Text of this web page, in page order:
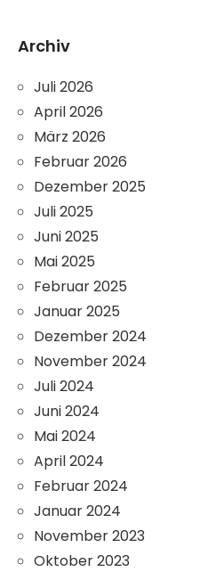
Archiv
Juli 2026
April 2026
März 2026
Februar 2026
Dezember 2025
Juli 2025
Juni 2025
Mai 2025
Februar 2025
Januar 2025
Dezember 2024
November 2024
Juli 2024
Juni 2024
Mai 2024
April 2024
Februar 2024
Januar 2024
November 2023
Oktober 2023